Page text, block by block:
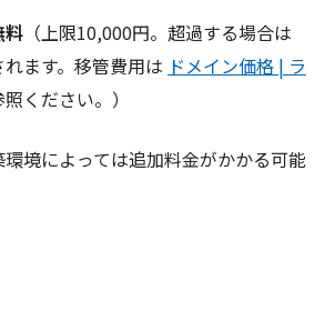
料 （上限10,000円。超過する場合は
ます。移管費用は ドメイン価格 | ラ
ください。）
境によっては追加料金がかかる可能